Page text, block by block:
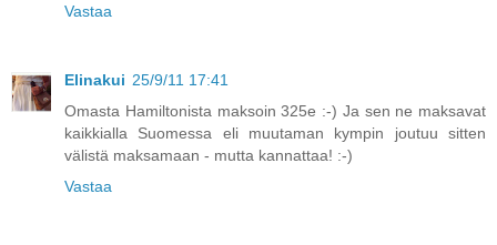
Vastaa
Elinakui 25/9/11 17:41
Omasta Hamiltonista maksoin 325e :-) Ja sen ne maksavat
kaikkialla Suomessa eli muutaman kympin joutuu sitten
välistä maksamaan - mutta kannattaa! :-)
Vastaa